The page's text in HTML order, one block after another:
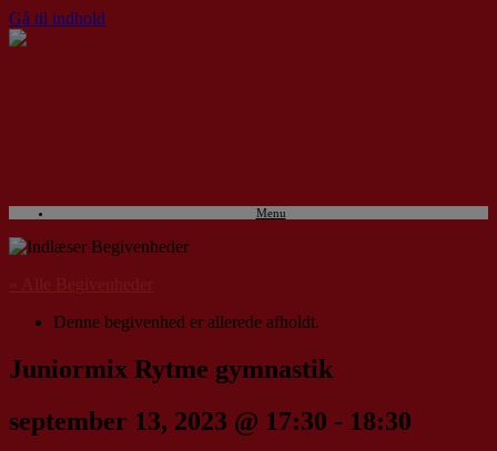
Gå til indhold
Menu
Denne begivenhed er allerede afholdt.
Juniormix Rytme gymnastik
september 13, 2023 @ 17:30 - 18:30